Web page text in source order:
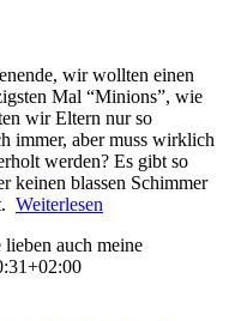
wir wollten einen
Mal “Minions”, wie
wir Eltern nur so
immer, aber muss wirklich
werden? Es gibt so
keinen blassen Schimmer
Weiterlesen
auch meine